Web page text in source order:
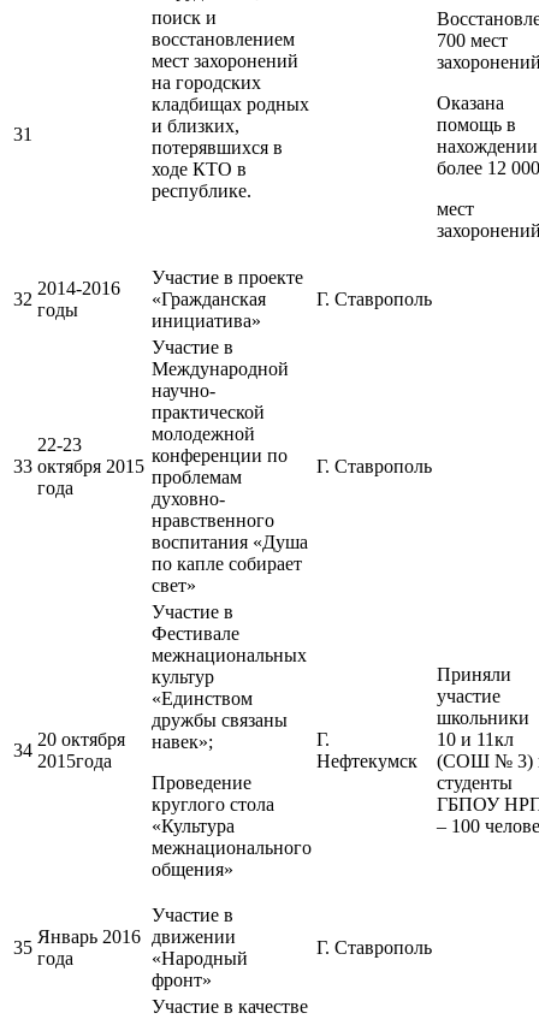
31
поиск и
восстановлением
мест захоронений
на городских
кладбищах родных
и близких,
потерявшихся в
ходе КТО в
республике.
700 мест
Оказана
помощь в
нахождении
более 12 000
мест
32
2014-2016
годы
Участие в проекте
«Гражданская
инициатива»
Г. Ставрополь
33
22-23
октября 2015
года
Участие в
Международной
научно-
практической
молодежной
конференции по
проблемам
духовно-
нравственного
воспитания «Душа
по капле собирает
свет»
Г. Ставрополь
34
20 октября
2015года
Участие в
Фестивале
межнациональных
культур
«Единством
дружбы связаны
навек»;
Проведение
круглого стола
«Культура
межнационального
общения»
Г.
Нефтекумск
Приняли
участие
школьники
10 и 11кл
(СОШ № 3)
студенты
ГБПОУ
– 100
35
Январь 2016
года
Участие в
движении
«Народный
фронт»
Г. Ставрополь
Участие в качестве